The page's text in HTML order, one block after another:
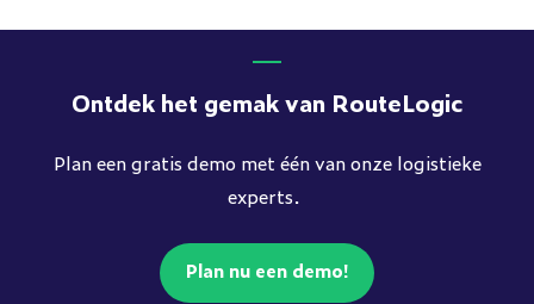
Ontdek het gemak van RouteLogic
Plan een gratis demo met één van onze logistieke
experts.
Plan nu een demo!